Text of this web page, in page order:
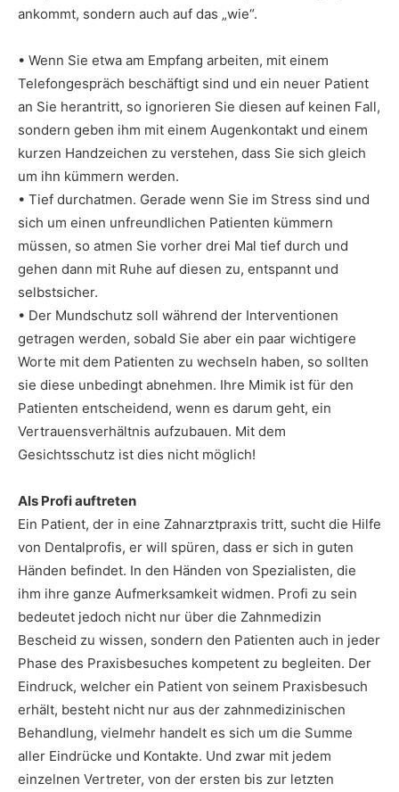
ankommt, sondern auch auf das „wie“.
• Wenn Sie etwa am Empfang arbeiten, mit einem
Telefongespräch beschäftigt sind und ein neuer Patient
an Sie herantritt, so ignorieren Sie diesen auf keinen Fall,
sondern geben ihm mit einem Augenkontakt und einem
kurzen Handzeichen zu verstehen, dass Sie sich gleich
um ihn kümmern werden.
• Tief durchatmen. Gerade wenn Sie im Stress sind und
sich um einen unfreundlichen Patienten kümmern
müssen, so atmen Sie vorher drei Mal tief durch und
gehen dann mit Ruhe auf diesen zu, entspannt und
selbstsicher.
• Der Mundschutz soll während der Interventionen
getragen werden, sobald Sie aber ein paar wichtigere
Worte mit dem Patienten zu wechseln haben, so sollten
sie diese unbedingt abnehmen. Ihre Mimik ist für den
Patienten entscheidend, wenn es darum geht, ein
Vertrauensverhältnis aufzubauen. Mit dem
Gesichtsschutz ist dies nicht möglich!
Als Profi auftreten
Ein Patient, der in eine Zahnarztpraxis tritt, sucht die Hilfe
von Dentalprofis, er will spüren, dass er sich in guten
Händen befindet. In den Händen von Spezialisten, die
ihm ihre ganze Aufmerksamkeit widmen. Profi zu sein
bedeutet jedoch nicht nur über die Zahnmedizin
Bescheid zu wissen, sondern den Patienten auch in jeder
Phase des Praxisbesuches kompetent zu begleiten. Der
Eindruck, welcher ein Patient von seinem Praxisbesuch
erhält, besteht nicht nur aus der zahnmedizinischen
Behandlung, vielmehr handelt es sich um die Summe
aller Eindrücke und Kontakte. Und zwar mit jedem
einzelnen Vertreter, von der ersten bis zur letzten